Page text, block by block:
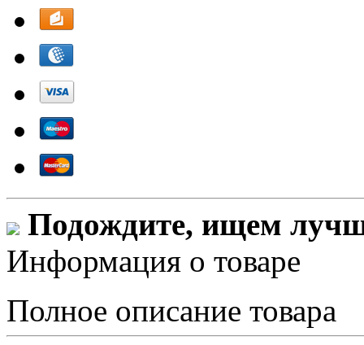
Подождите, ищем
Информация о товаре
Полное описание товара